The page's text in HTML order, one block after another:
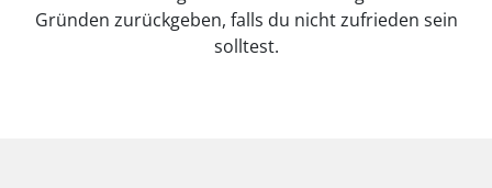
Gründen zurückgeben, falls du nicht zufrieden sein
solltest.